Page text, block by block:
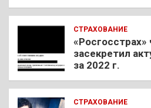
СТРАХОВАНИЕ
«Росгосстрах»
засекретил
за 2022 г.
СТРАХОВАНИЕ